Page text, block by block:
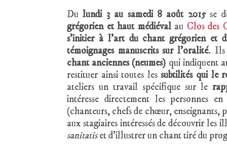
Du lundi 3 au samedi 8 août 2015se
grégorien et haut médiévalau Clos des
s’initier à l’art du chant grégorien et
témoignages manuscrits sur l’oralité. Ils
chant anciennes (neumes) qui indiquent
restituer ainsi toutes lessubtilités qui le
ateliers un travail spécifique sur le
intéresse directement les personnes
(chanteurs, chefs de chœur, enseignants,
aux stagiaires intéressés de découvrir
sanitatiset d’illustrer un chant tiré du